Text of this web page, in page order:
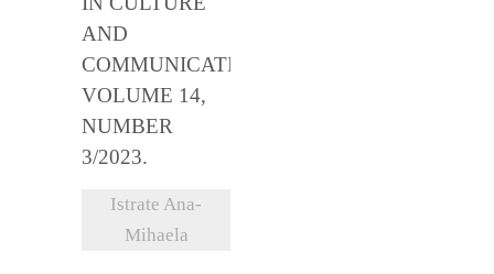
Istrate Ana-
Mihaela
DETALII